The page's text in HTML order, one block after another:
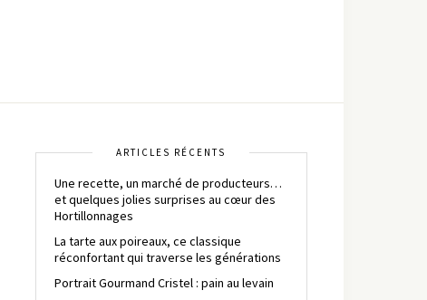
ARTICLES RÉCENTS
Une recette, un marché de producteurs…
et quelques jolies surprises au cœur des
Hortillonnages
La tarte aux poireaux, ce classique
réconfortant qui traverse les générations
Portrait Gourmand Cristel : pain au levain